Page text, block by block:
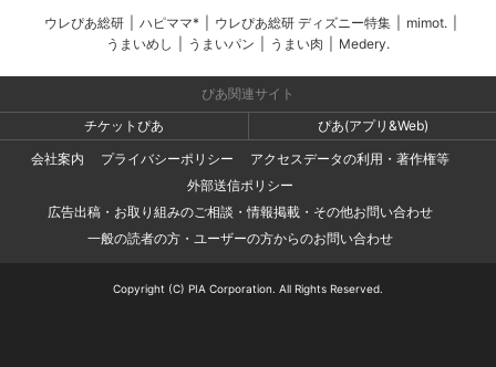
ウレぴあ総研 ハピママ* ウレぴあ総研 ディズニー特集 mimot.
うまいめし
うまいパン うまい肉 Medery.
ぴあ関連サイト
チケットぴあ
ぴあ(アプリ&Web)
会社案内
プライバシーポリシー
アクセスデータの利用・著作権等
外部送信ポリシー
広告出稿・お取り組みのご相談・情報掲載・その他お問い合わせ
一般の読者の方・ユーザーの方からのお問い合わせ
Copyright (C) PIA Corporation. All Rights Reserved.